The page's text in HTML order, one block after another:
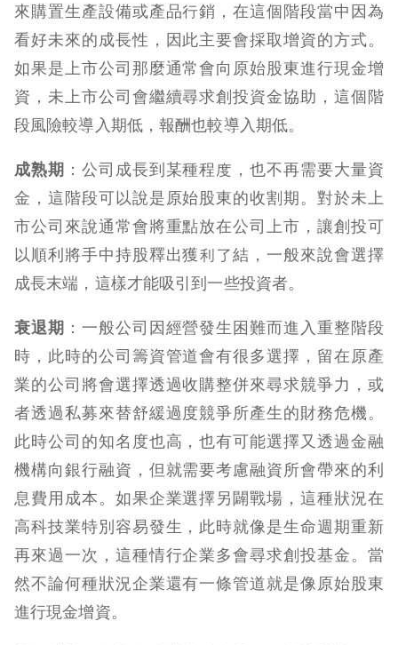
來購置生產設備或產品行銷，在這個階段當中因為
看好未來的成長性，因此主要會採取增資的方式。
如果是上市公司那麼通常會向原始股東進行現金增
資，未上市公司會繼續尋求創投資金協助，這個階
段風險較導入期低，報酬也較導入期低。
成熟期 ：公司成長到某種程度，也不再需要大量資
金，這階段可以說是原始股東的收割期。對於未上
市公司來說通常會將重點放在公司上市，讓創投可
以順利將手中持股釋出獲利了結，一般來說會選擇
成長末端，這樣才能吸引到一些投資者。
衰退期 ：一般公司因經營發生困難而進入重整階段
時，此時的公司籌資管道會有很多選擇，留在原產
業的公司將會選擇透過收購整併來尋求競爭力，或
者透過私募來替舒緩過度競爭所產生的財務危機。
此時公司的知名度也高，也有可能選擇又透過金融
機構向銀行融資，但就需要考慮融資所會帶來的利
息費用成本。如果企業選擇另闢戰場，這種狀況在
高科技業特別容易發生，此時就像是生命週期重新
再來過一次，這種情行企業多會尋求創投基金。當
然不論何種狀況企業還有一條管道就是像原始股東
進行現金增資。